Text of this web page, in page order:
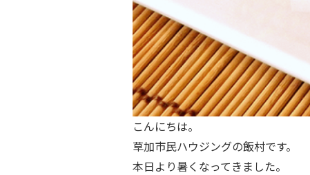
こんにちは。
草加市民ハウジングの飯村です。
本日より暑くなってきました。